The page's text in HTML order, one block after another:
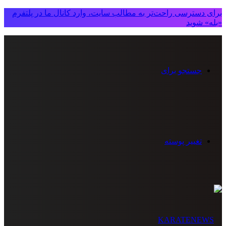
برای دسترسی راحت‌تر به مطالب سایت، وارد کانال ما در پلتفرم
«بله» شوید
جستجو برای
تغییر پوسته